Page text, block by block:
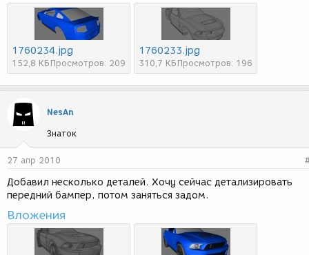
1760234.jpg
152,8 КБ Просмотров: 209
1760233.jpg
310,7 КБ Просмотров: 196
NеsАn
Знаток
27 апр 2010
Добавил несколько деталей. Хочу сейчас детализировать
передний бампер, потом заняться задом.
Вложения